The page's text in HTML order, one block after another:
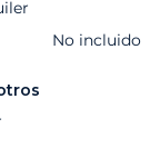
No incluido